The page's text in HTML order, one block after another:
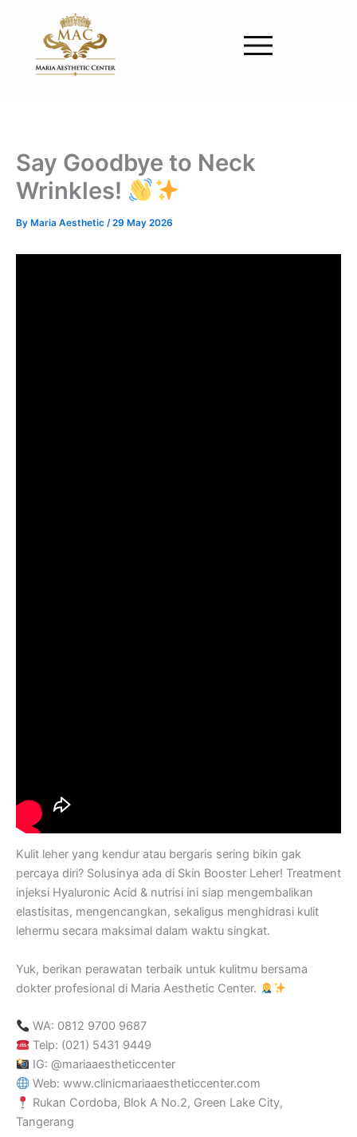
Say Goodbye to Neck
Wrinkles!
By Maria Aesthetic /29 May 2026
Kulit leher yang kendur atau bergaris sering bikin gak
percaya diri? Solusinya ada di Skin Booster Leher! Treatment
injeksi Hyaluronic Acid & nutrisi ini siap mengembalikan
elastisitas, mengencangkan, sekaligus menghidrasi kulit
lehermu secara maksimal dalam waktu singkat.
Yuk, berikan perawatan terbaik untuk kulitmu bersama
dokter profesional di Maria Aesthetic Center.
WA: 0812 9700 9687
Telp: (021) 5431 9449
IG: @mariaaestheticcenter
Web: www.clinicmariaaestheticcenter.com
Rukan Cordoba, Blok A No.2, Green Lake City,
Tangerang